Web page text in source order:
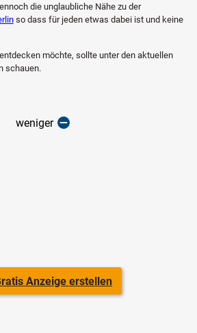
Anzeige erstellen
die unglaubliche Nähe zu der
so dass für jeden etwas dabei ist und keine
möchte, sollte unter den aktuellen
schauen.
weniger